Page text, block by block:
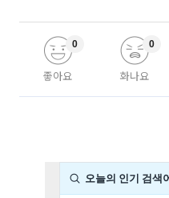
좋아요
0
화나요
0